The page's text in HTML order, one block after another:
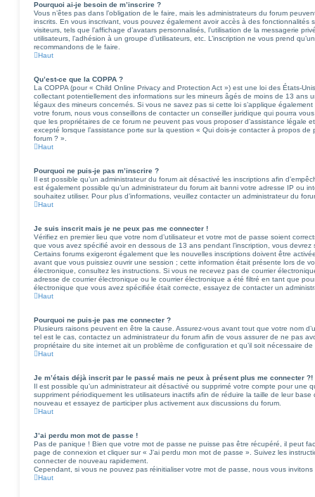
Pourquoi ai-je besoin de m’inscrire ?
Vous n’êtes pas dans l’obligation de le faire, mais les administrateurs du forum
inscrits. En vous inscrivant, vous pouvez également avoir accès à des fonctionnalités
visiteurs, tels que l’affichage d’avatars personnalisés, l’utilisation de la messagerie
utilisateurs, l’adhésion à un groupe d’utilisateurs, etc. L’inscription ne vous prend
recommandons de le faire.
Haut
Qu’est-ce que la COPPA ?
La COPPA (pour « Child Online Privacy and Protection Act ») est une loi des États-
collectant potentiellement des informations sur les mineurs âgés de moins de 13 ans
légaux des mineurs concernés. Si vous ne savez pas si cette loi s’applique
votre forum, nous vous conseillons de contacter un conseiller juridique qui pourra
que les propriétaires de ce forum ne peuvent pas vous proposer d’assistance légale
excepté lorsque l’assistance porte sur la question « Qui dois-je contacter à propos de
forum ? ».
Haut
Pourquoi ne puis-je pas m’inscrire ?
Il est possible qu’un administrateur du forum ait désactivé les inscriptions afin
est également possible qu’un administrateur du forum ait banni votre adresse IP ou
souhaitez utiliser. Pour plus d’informations, veuillez contacter un administrateur du
Haut
Je suis inscrit mais je ne peux pas me connecter !
Vérifiez en premier lieu que votre nom d’utilisateur et votre mot de passe soient
que vous avez spécifié avoir en dessous de 13 ans pendant l’inscription, vous
Certains forums exigeront également que les nouvelles inscriptions doivent être
avant que vous puissiez ouvrir une session ; cette information était présente lors de
électronique, consultez les instructions. Si vous ne recevez pas de courrier
adresse de courrier électronique ou le courrier électronique a été filtré en tant que
électronique que vous avez spécifiée était correcte, essayez de contacter un
Haut
Pourquoi ne puis-je pas me connecter ?
Plusieurs raisons peuvent en être la cause. Assurez-vous avant tout que votre nom
tel est le cas, contactez un administrateur du forum afin de vous assurer de ne pas
propriétaire du site internet ait un problème de configuration et qu’il soit nécessaire de
Haut
Je m’étais déjà inscrit par le passé mais ne peux à présent plus me connecter ?!
Il est possible qu’un administrateur ait désactivé ou supprimé votre compte pour une
suppriment périodiquement les utilisateurs inactifs afin de réduire la taille de leur
nouveau et essayez de participer plus activement aux discussions du forum.
Haut
J’ai perdu mon mot de passe !
Pas de panique ! Bien que votre mot de passe ne puisse pas être récupéré, il peut
page de connexion et cliquer sur « J’ai perdu mon mot de passe ». Suivez les
connecter de nouveau rapidement.
Cependant, si vous ne pouvez pas réinitialiser votre mot de passe, nous vous
Haut